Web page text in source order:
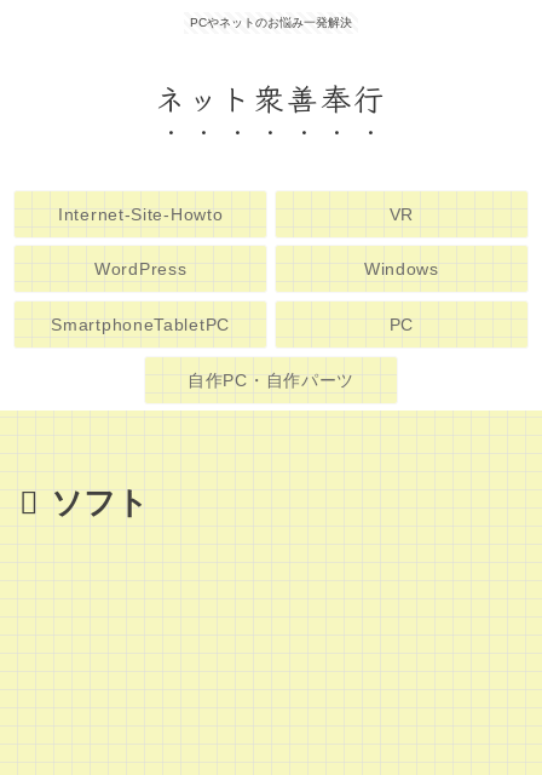
PCやネットのお悩み一発解決
ネット衆善奉行
Internet-Site-Howto VR
WordPress Windows
SmartphoneTabletPC PC
自作PC・自作パーツ
ソフト